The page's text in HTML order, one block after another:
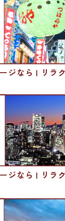
ジなら | リラ
ジなら | リラ